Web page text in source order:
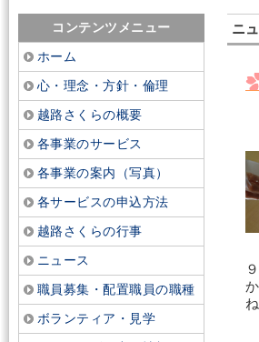
ニ
コンテンツメニュー
ホーム
心・理念・方針・倫理
越路さくらの概要
各事業のサービス
各事業の案内（写真）
各サービスの申込方法
越路さくらの行事
ニュース
職員募集・配置職員の職種
ボランティア・見学